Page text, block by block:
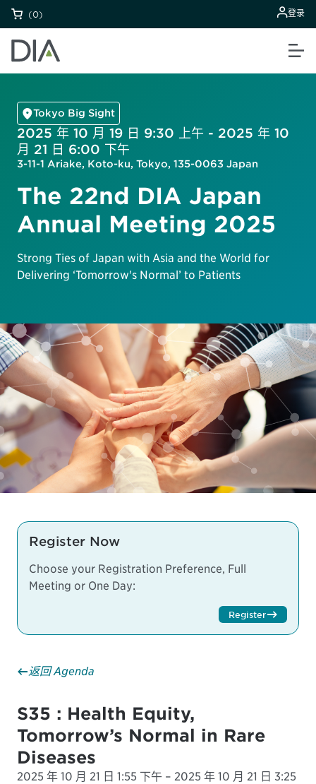
(0) 登录
Tokyo Big Sight
2025 年 10 月 19 日 9:30 上午 - 2025 年 10
月 21 日 6:00 下午
3-11-1 Ariake, Koto-ku, Tokyo, 135-0063 Japan
The 22nd DIA Japan
Annual Meeting 2025
Strong Ties of Japan with Asia and the World for
Delivering ‘Tomorrow's Normal’ to Patients
Register Now
Choose your Registration Preference, Full
Meeting or One Day:
Register
返回 Agenda
S35 : Health Equity,
Tomorrow’s Normal in Rare
Diseases
2025 年 10 月 21 日 1:55 下午 – 2025 年 10 月 21 日 3:25